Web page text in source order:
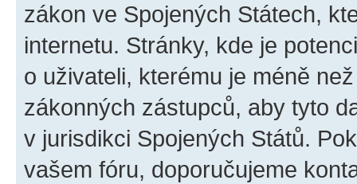
zákon ve Spojených Státech,
internetu. Stránky, kde je
o uživateli, kterému je méně
zákonných zástupců, aby tyto
v jurisdikci Spojených Států.
vašem fóru, doporučujeme